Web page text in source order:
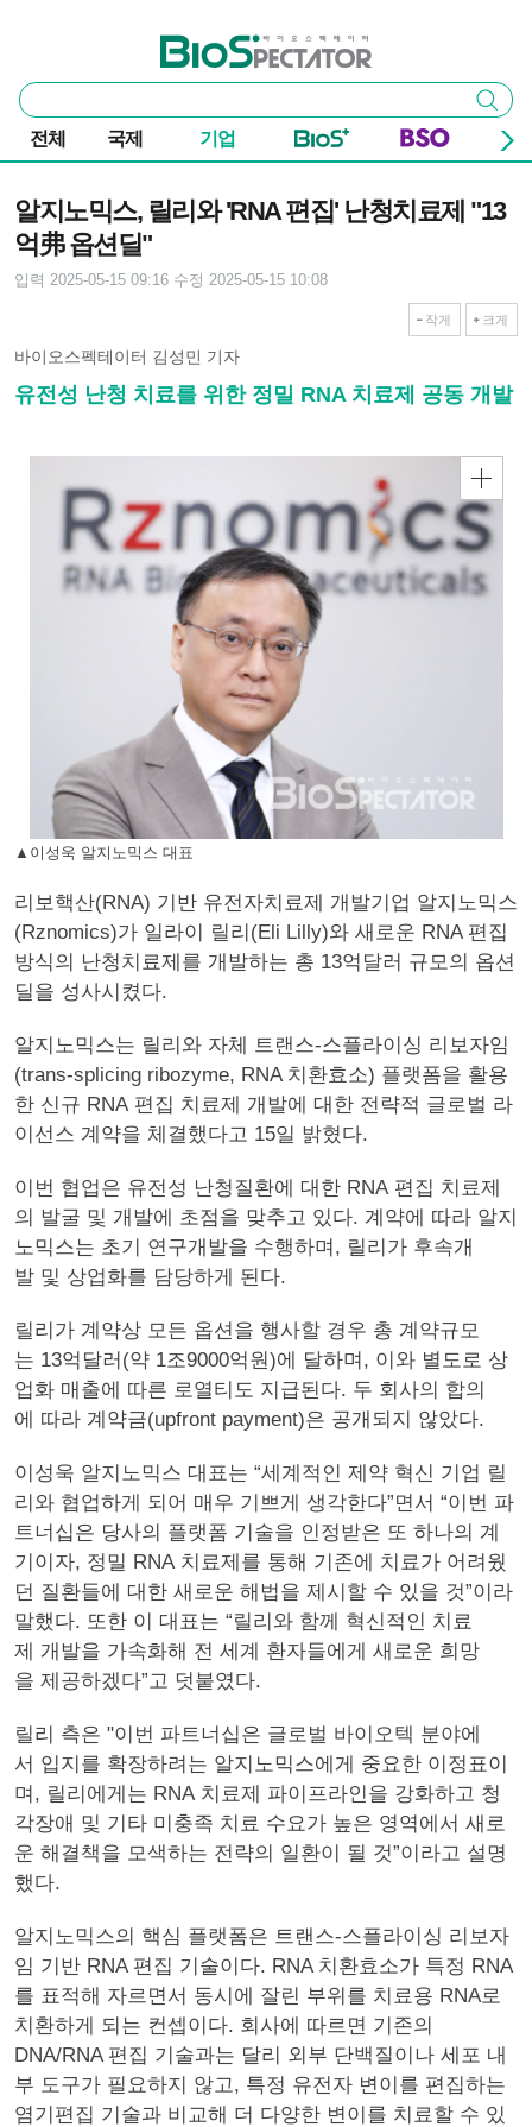
바이오스펙테이터
통
합
검
색
검색
전체 국제 기업
알지노믹스, 릴리와 'RNA 편집' 난청치료제 "13
억弗 옵션딜"
입력 2025-05-15 09:16 수정 2025-05-15 10:08
작게 크게
바이오스펙테이터 김성민 기자
유전성 난청 치료를 위한 정밀 RNA 치료제 공동 개발
▲이성욱 알지노믹스 대표
리보핵산(RNA) 기반 유전자치료제 개발기업 알지노믹스
(Rznomics)가 일라이 릴리(Eli Lilly)와 새로운 RNA 편집
방식의 난청치료제를 개발하는 총 13억달러 규모의 옵션
딜을 성사시켰다.
알지노믹스는 릴리와 자체 트랜스-스플라이싱 리보자임
(trans-splicing ribozyme, RNA 치환효소) 플랫폼을 활용
한 신규 RNA 편집 치료제 개발에 대한 전략적 글로벌 라
이선스 계약을 체결했다고 15일 밝혔다.
이번 협업은 유전성 난청질환에 대한 RNA 편집 치료제
의 발굴 및 개발에 초점을 맞추고 있다. 계약에 따라 알지
노믹스는 초기 연구개발을 수행하며, 릴리가 후속개
발 및 상업화를 담당하게 된다.
릴리가 계약상 모든 옵션을 행사할 경우 총 계약규모
는 13억달러(약 1조9000억원)에 달하며, 이와 별도로 상
업화 매출에 따른 로열티도 지급된다. 두 회사의 합의
에 따라 계약금(upfront payment)은 공개되지 않았다.
이성욱 알지노믹스 대표는 “세계적인 제약 혁신 기업 릴
리와 협업하게 되어 매우 기쁘게 생각한다”면서 “이번 파
트너십은 당사의 플랫폼 기술을 인정받은 또 하나의 계
기이자, 정밀 RNA 치료제를 통해 기존에 치료가 어려웠
던 질환들에 대한 새로운 해법을 제시할 수 있을 것”이라
말했다. 또한 이 대표는 “릴리와 함께 혁신적인 치료
제 개발을 가속화해 전 세계 환자들에게 새로운 희망
을 제공하겠다”고 덧붙였다.
릴리 측은 "이번 파트너십은 글로벌 바이오텍 분야에
서 입지를 확장하려는 알지노믹스에게 중요한 이정표이
며, 릴리에게는 RNA 치료제 파이프라인을 강화하고 청
각장애 및 기타 미충족 치료 수요가 높은 영역에서 새로
운 해결책을 모색하는 전략의 일환이 될 것”이라고 설명
했다.
알지노믹스의 핵심 플랫폼은 트랜스-스플라이싱 리보자
임 기반 RNA 편집 기술이다. RNA 치환효소가 특정 RNA
를 표적해 자르면서 동시에 잘린 부위를 치료용 RNA로
치환하게 되는 컨셉이다. 회사에 따르면 기존의
DNA/RNA 편집 기술과는 달리 외부 단백질이나 세포 내
부 도구가 필요하지 않고, 특정 유전자 변이를 편집하는
염기편집 기술과 비교해 더 다양한 변이를 치료할 수 있